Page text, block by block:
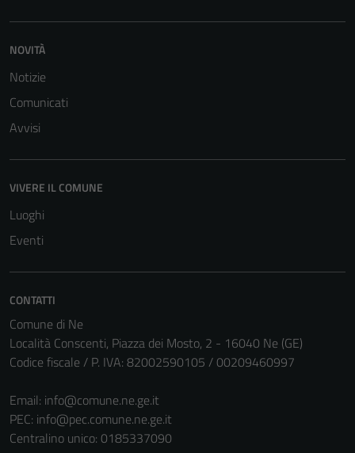
NOVITÀ
Notizie
Comunicati
Avvisi
VIVERE IL COMUNE
Luoghi
Eventi
CONTATTI
Comune di Ne
Località Conscenti, Piazza dei Mosto, 2 - 16040 Ne (GE)
Codice fiscale / P. IVA: 82002590105 / 00209460997
Email: info@comune.ne.ge.it
PEC: info@pec.comune.ne.ge.it
Centralino unico: 0185337090
personali.